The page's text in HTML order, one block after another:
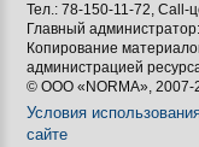

[BBCODE]
Тел.: 78-150-11-72, Call-
Главный
Копирование
администрацией
© ООО «NORMA», 2007-
Условия
сайте